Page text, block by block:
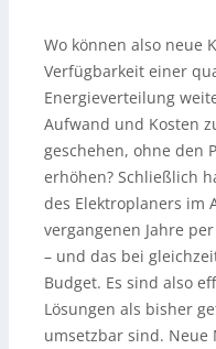
Wo können also neue
Verfügbarkeit einer
Energieverteilung
Aufwand und Kosten
geschehen, ohne den
erhöhen? Schließlich
des Elektroplaners im
vergangenen Jahre
– und das bei
Budget. Es sind also
Lösungen als bisher
umsetzbar sind.